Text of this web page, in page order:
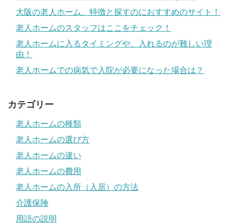
大阪の老人ホーム、特徴と探すのにおすすめのサイト！
老人ホームのスタッフはここをチェック！
老人ホームに入るタイミングや、入れるのが難しい理
由！
老人ホームでの病気で入院が必要になった場合は？
カテゴリー
老人ホームの種類
老人ホームの選び方
老人ホームの違い
老人ホームの費用
老人ホームの入所（入居）の方法
介護保険
用語の説明